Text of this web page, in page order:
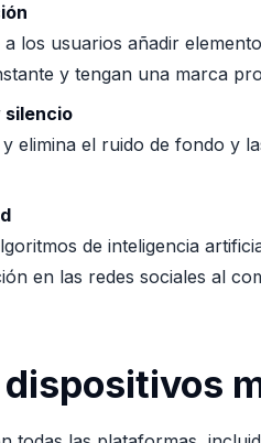
los usuarios añadir
y tengan una marca
silencio
elimina el ruido de fondo y
de inteligencia
en las redes sociales al